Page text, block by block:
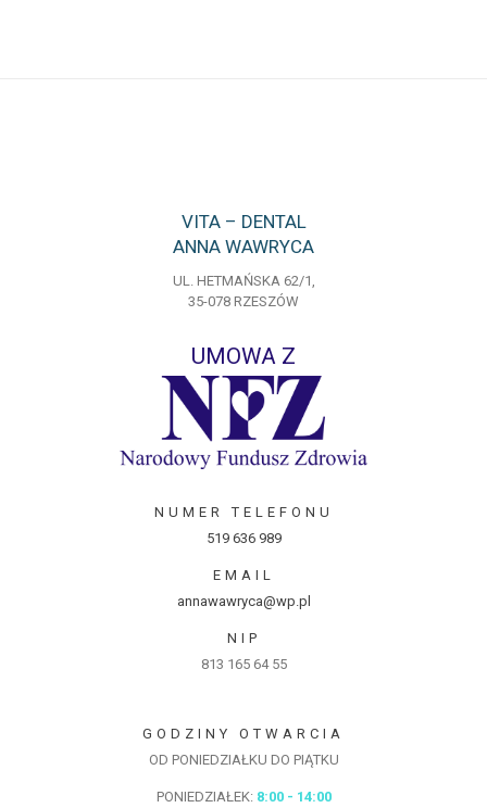
VITA – DENTAL
ANNA WAWRYCA
UL. HETMAŃSKA 62/1,
35-078 RZESZÓW
UMOWA Z
NUMER TELEFONU
519 636 989
EMAIL
annawawryca@wp.pl
NIP
813 165 64 55
GODZINY OTWARCIA
OD PONIEDZIAŁKU DO PIĄTKU
PONIEDZIAŁEK: 8:00 - 14:00